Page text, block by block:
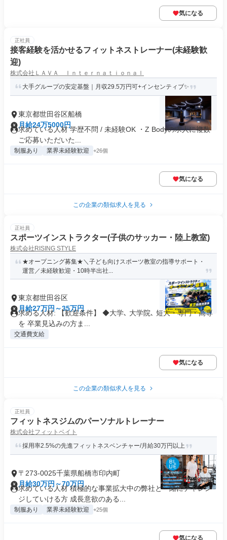
気になる
正社員
接客経験を活かせるフィットネストレーナー(未経験歓
迎)
株式会社ＬＡＶＡ Ｉｎｔｅｒｎａｔｉｏｎａｌ
大手グループの安定基盤｜月収29.5万円可+インセンティブ✨
東京都世田谷区船橋
月給24万5000円
求めている人材 学歴不問 / 未経験OK ・Z Bodyの求人に複数
ご応募いただいた...
制服あり 業界未経験歓迎 +26個
気になる
この企業の類似求人を見る
正社員
スポーツインストラクター(子供のサッカー・陸上教室)
株式会社RISING STYLE
★オープニング募集★＼子ども向けスポーツ教室の指導サポート・
運営／未経験歓迎・10時半出社...
東京都世田谷区
月給27万円～35万円
求める人材: 【歓迎条件】 ◆大学､ 大学院､ 短大・専門・高専
を 卒業見込みの方ま...
交通費支給
気になる
この企業の類似求人を見る
正社員
フィットネスジムのパーソナルトレーナー
株式会社フィットベイト
採用率2.5%の先進フィットネスベンチャー/月給30万円以上
〒273-0025千葉県船橋市印内町
月給30万円～70万円
求めている人材 積極的な事業拡大中の弊社と一緒にチャレン
ジしていける方 成長意欲のある...
制服あり 業界未経験歓迎 +25個
気になる